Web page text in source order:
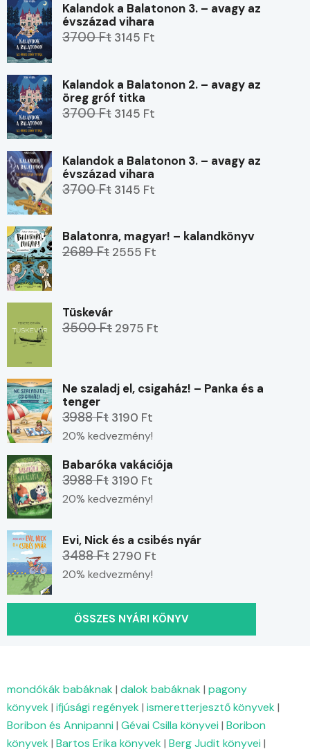
Kalandok a Balatonon 3. – avagy az
évszázad vihara
3700 Ft 3145 Ft
Kalandok a Balatonon 2. – avagy az
öreg gróf titka
3700 Ft 3145 Ft
Kalandok a Balatonon 3. – avagy az
évszázad vihara
3700 Ft 3145 Ft
Balatonra, magyar! – kalandkönyv
2689 Ft 2555 Ft
Tüskevár
3500 Ft 2975 Ft
Ne szaladj el, csigaház! – Panka és a
tenger
3988 Ft 3190 Ft
20% kedvezmény!
Babaróka vakációja
3988 Ft 3190 Ft
20% kedvezmény!
Evi, Nick és a csibés nyár
3488 Ft 2790 Ft
20% kedvezmény!
ÖSSZES NYÁRI KÖNYV
mondókák babáknak | dalok babáknak | pagony
könyvek | ifjúsági regények | ismeretterjesztő könyvek |
Boribon és Annipanni | Gévai Csilla könyvei | Boribon
könyvek | Bartos Erika könyvek | Berg Judit könyvei |